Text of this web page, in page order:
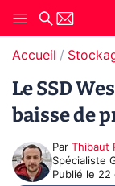
Accueil
Le SSD
baisse de
Par Thibaut
Spécialiste
Publié le 22